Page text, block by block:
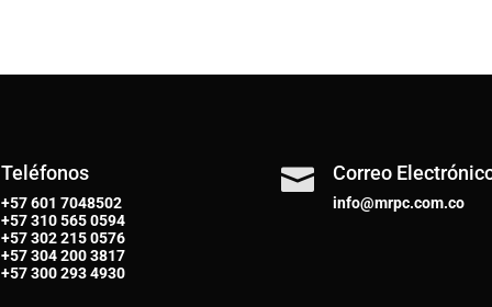
Teléfonos
+57 601 7048502
+57310 565 0594
+57302 215 0576
+57304 200 3817
+57300 293 4930
 Correo
info@mrpc.com.co